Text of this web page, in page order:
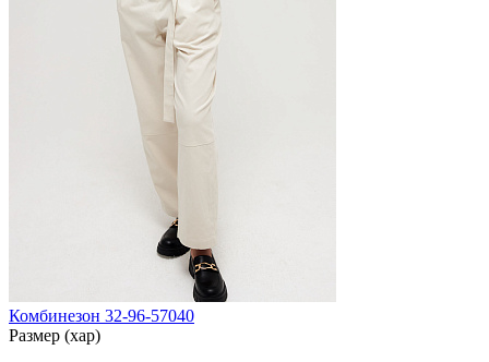
Комбинезон 32-96-57040
Размер (хар)